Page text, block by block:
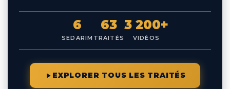
6
SEDARIM
63
TRAITÉS
3 200+
VIDÉOS
EXPLORER TOUS LES TRAITÉS